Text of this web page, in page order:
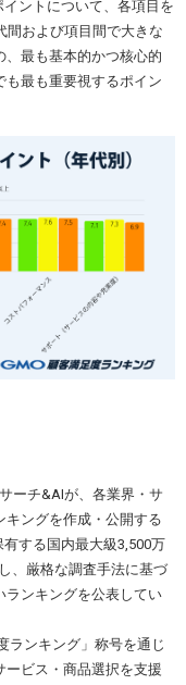
ントについて、各項目を
間および項目間で大きな
、最も基本的かつ核心的
も最も重要視するポイン
ーチ&AIが、各業界・サ
キングを作成・公開する
する国内最大級3,500万
、厳格な調査手法に基づ
ランキングを公表してい
ランキング」称号を通じ
ビス・商品選択を支援